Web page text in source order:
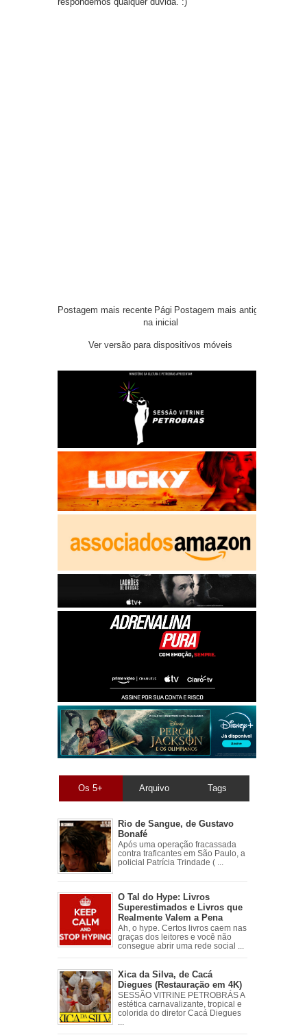
Postagem mais recente Postagem mais antiga
Pági
na inicial
Ver versão para dispositivos móveis
Os 5+ Arquivo Tags
Rio de Sangue, de Gustavo
Bonafé
Após uma operação fracassada
contra traficantes em São Paulo, a
policial Patrícia Trindade ( ...
O Tal do Hype: Livros
Superestimados e Livros que
Realmente Valem a Pena
Ah, o hype. Certos livros caem nas
graças dos leitores e você não
consegue abrir uma rede social ...
Xica da Silva, de Cacá
Diegues (Restauração em 4K)
SESSÃO VITRINE PETROBRÁS A
estética carnavalizante, tropical e
colorida do diretor Cacá Diegues